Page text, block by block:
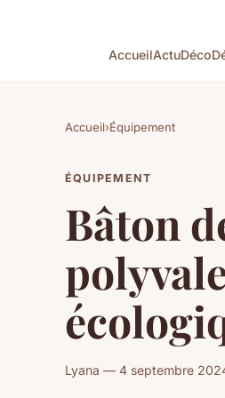
AccueilActuDéco
Accueil›Équipement
ÉQUIPEMENT
Bâton
Lyana — 4 septembre